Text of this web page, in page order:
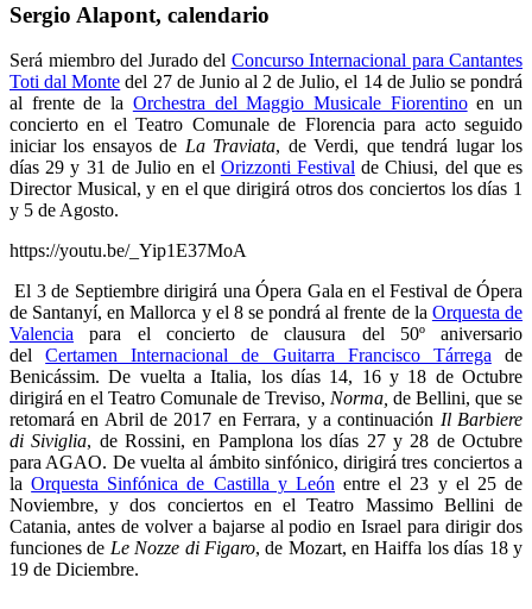
Sergio Alapont, calendario
Será miembro del Jurado del Concurso Internacional para Cantantes
Toti dal Monte del 27 de Junio al 2 de Julio, el 14 de Julio se pondrá
al frente de la Orchestra del Maggio Musicale Fiorentinoen un
concierto en el Teatro Comunale de Florencia para acto seguido
iniciar los ensayos de La Traviata, de Verdi, que tendrá lugar los
días 29 y 31 de Julio en el Orizzonti Festival de Chiusi, del que es
Director Musical, y en el que dirigirá otros dos conciertos los días 1
y 5 de Agosto.
https://youtu.be/_Yip1E37MoA
El 3 de Septiembre dirigirá una Ópera Gala en el Festival de Ópera
de Santanyí, en Mallorca y el 8 se pondrá al frente de la Orquesta de
Valencia para el concierto de clausura del 50º aniversario
delCertamen Internacional de Guitarra Francisco Tárrega de
Benicássim. De vuelta a Italia, los días 14, 16 y 18 de Octubre
dirigirá en el Teatro Comunale de Treviso, Norma, de Bellini, que se
retomará en Abril de 2017 en Ferrara, y a continuación Il Barbiere
di Siviglia, de Rossini, en Pamplona los días 27 y 28 de Octubre
para AGAO. De vuelta al ámbito sinfónico, dirigirá tres conciertos a
laOrquesta Sinfónica de Castilla y León entre el 23 y el 25 de
Noviembre, y dos conciertos en el Teatro Massimo Bellini de
Catania, antes de volver a bajarse al podio en Israel para dirigir dos
funciones de Le Nozze di Figaro, de Mozart, en Haiffa los días 18 y
19 de Diciembre.